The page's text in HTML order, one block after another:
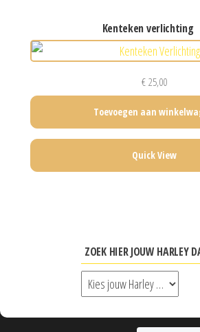
kenteken verlichting
€25,00
Toevoegen aan
Quick View
ZOEK HIER JOUW HARLEY